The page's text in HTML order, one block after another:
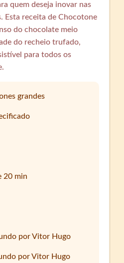
quem deseja inovar nas
Esta receita de Chocotone
do chocolate meio
do recheio trufado,
para todos os
grandes
20 min
por Vitor Hugo
por Vitor Hugo